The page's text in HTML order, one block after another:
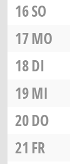
16SO
17MO
18DI
19MI
20DO
21 FR